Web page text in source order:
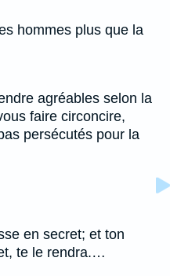
hommes plus que la
agréables selon la
faire circoncire,
persécutés pour la
en secret; et ton
te le rendra.…